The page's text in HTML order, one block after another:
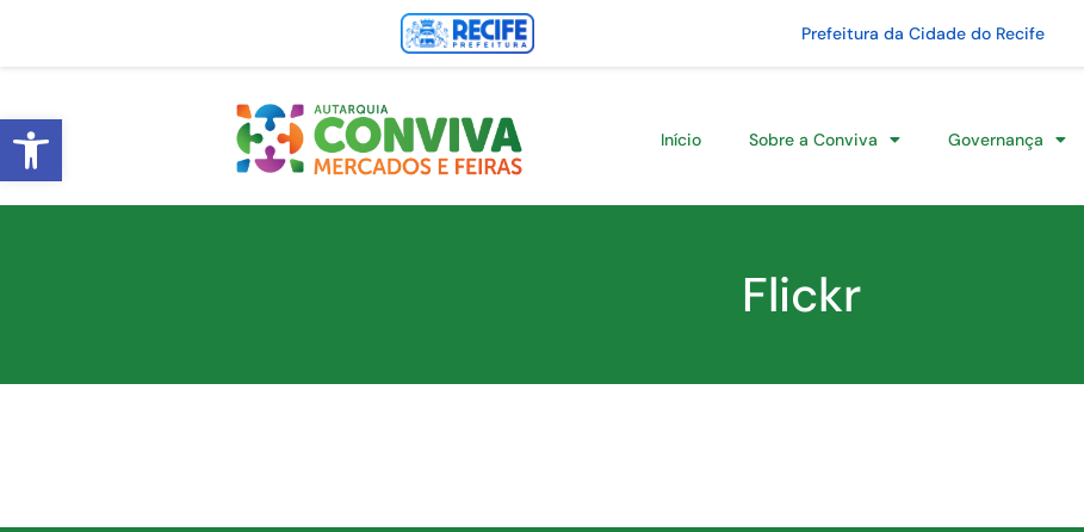
Abrir a barra de ferramentas
Prefeitura da Cidade do Recife
Início Sobre a Conviva Governança
Flickr